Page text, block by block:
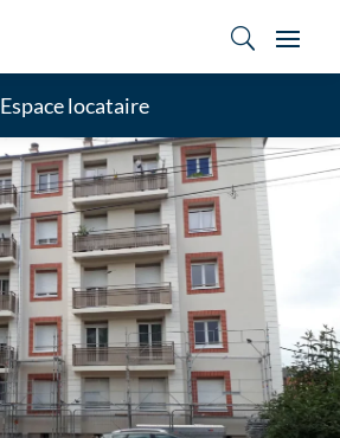
U
Espace locataire